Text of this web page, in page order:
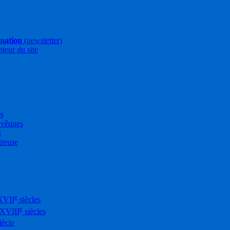
(newsletter)
du site
esiècles
esiècles